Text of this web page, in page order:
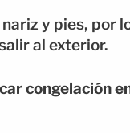
y pies, por
al exterior.
congelación